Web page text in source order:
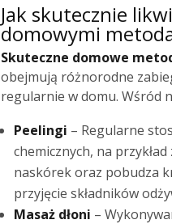
Jak skutecznie
domowymi
Skuteczne domowe
obejmują różnorodne
regularnie w domu. Wśród
Peelingi – Regularne
chemicznych, na
naskórek oraz pobudza
przyjęcie składników
Masaż dłoni –